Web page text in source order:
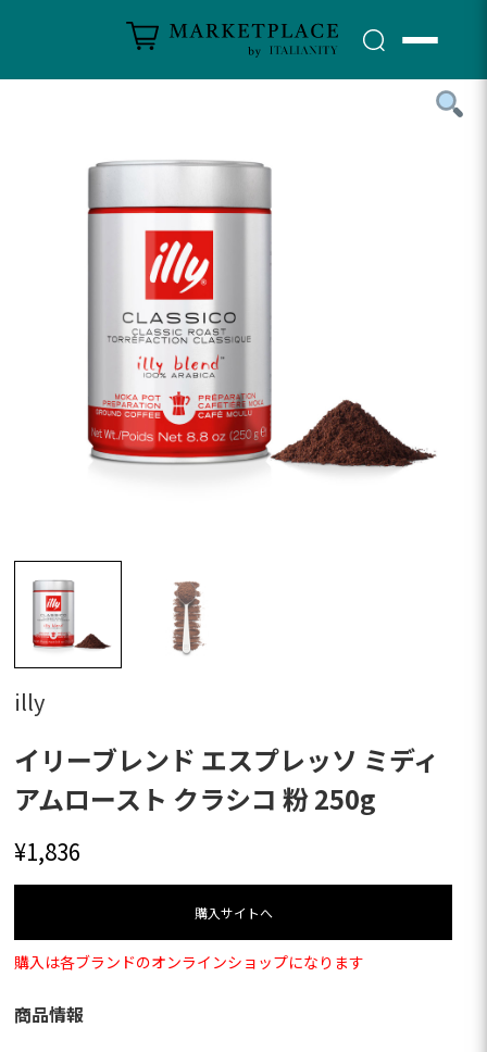
illy
イリーブレンド エスプレッソ ミディ
アムロースト クラシコ 粉 250g
¥1,836
購⼊サイトへ
購入は各ブランドのオンラインショップになります
商品情報